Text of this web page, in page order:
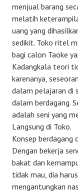
menjual barang
melatih
uang yang
sedikit. Toko ritel
bagi calon Taoke
Kadangkala teori
karenanya,
dalam pelajaran di
dalam berdagang.
adalah seni yang
Langsung di Toko.
Konsep berdagang
Dengan bekerja
bakat dan
tidak mau, dia
mengantungkan